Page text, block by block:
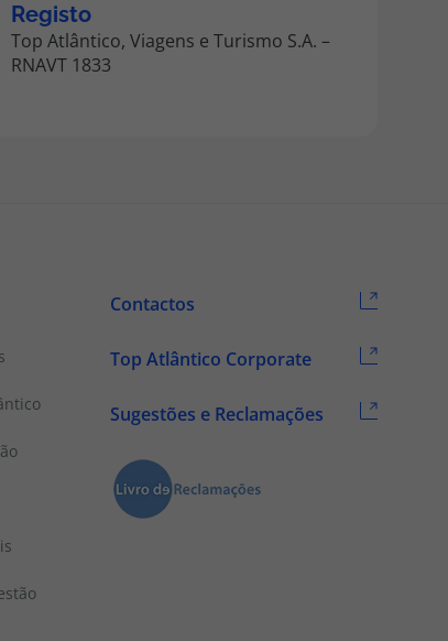
Registo
Top Atlântico, Viagens e Turismo S.A. –
RNAVT 1833
Contactos
Top Atlântico Corporate
Sugestões e Reclamações